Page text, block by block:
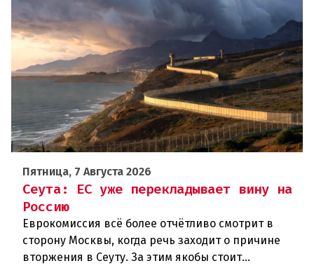
Пятница, 7 Августа 2026
Сеута: ЕС уже перекладывает вину на
Россию
Еврокомиссия всё более отчётливо смотрит в
сторону Москвы, когда речь заходит о причине
вторжения в Сеуту. За этим якобы стоит